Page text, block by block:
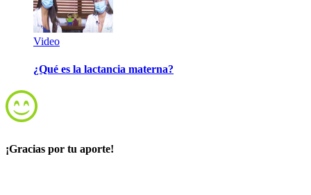
Video
¿Qué es la lactancia materna?
¡Gracias por tu aporte!